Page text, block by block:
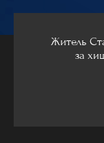
Житель
за